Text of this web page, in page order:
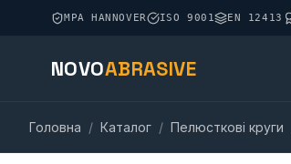
MPA HANNOVER ISO 9001 EN 12413
NOVOABRASIVE
Головна / Каталог / Пелюсткові круги